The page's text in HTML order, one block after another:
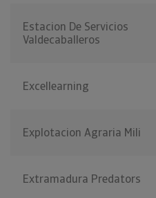
Estacion De Servicios
Valdecaballeros
Excellearning
Explotacion Agraria Mili
Extramadura Predators